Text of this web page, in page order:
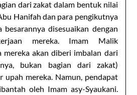
dari zakat dalam bentuk nilai
Hanifah dan para pengikutnya
besarannya disesuaikan dengan
mereka. Imam Malik
mereka akan diberi imbalan dari
bukan bagian dari zakat)
upah mereka. Namun, pendapat
oleh Imam asy-Syaukani.